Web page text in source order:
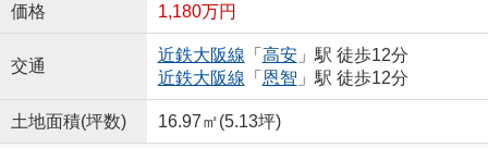
価格 1,180万円
交通
近鉄大阪線 「 高安」駅 徒歩12分
近鉄大阪線 「 恩智 」駅 徒歩12分
土地面積(坪数) 16.97㎡(5.13坪)